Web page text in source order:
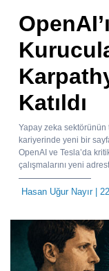
Katıldı
Yapay zeka
kariyerinde yeni bir
OpenAI ve Tesla’da
çalışmalarını yeni
Hasan Uğur Nayır|